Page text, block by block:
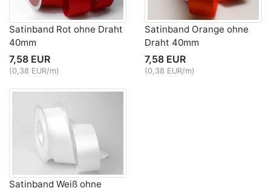
Satinband Rot ohne Draht
40mm
7,58 EUR
(0,38 EUR/m)
Satinband Orange ohne
Draht 40mm
7,58 EUR
(0,38 EUR/m)
Satinband Weiß ohne